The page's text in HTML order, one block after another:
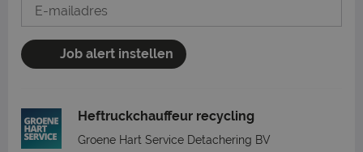
Job alert instellen
Heftruckchauffeur recycling
Groene Hart Service Detachering BV